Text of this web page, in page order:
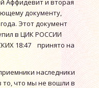
документу,
Этот документ
в ЦИК РОССИИ
18:47 принято на
наследники
то, что мы не вошли в